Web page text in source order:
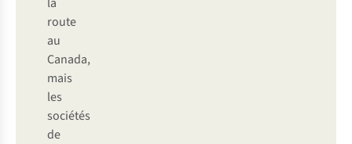
route
au
Canada,
mais
les
sociétés
de